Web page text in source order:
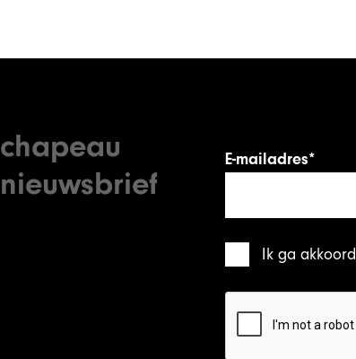
chapeau
nieuwsbrief
E-mailadres*
Ik ga akkoord